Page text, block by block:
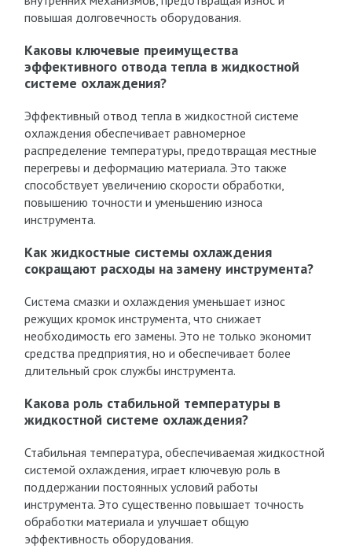
повышая долговечность оборудования.
Каковы ключевые преимущества
эффективного отвода тепла в жидкостной
системе охлаждения?
Эффективный отвод тепла в жидкостной системе
охлаждения обеспечивает равномерное
распределение температуры, предотвращая местные
перегревы и деформацию материала. Это также
способствует увеличению скорости обработки,
повышению точности и уменьшению износа
инструмента.
Как жидкостные системы охлаждения
сокращают расходы на замену инструмента?
Система смазки и охлаждения уменьшает износ
режущих кромок инструмента, что снижает
необходимость его замены. Это не только экономит
средства предприятия, но и обеспечивает более
длительный срок службы инструмента.
Какова роль стабильной температуры в
жидкостной системе охлаждения?
Стабильная температура, обеспечиваемая жидкостной
системой охлаждения, играет ключевую роль в
поддержании постоянных условий работы
инструмента. Это существенно повышает точность
обработки материала и улучшает общую
эффективность оборудования.